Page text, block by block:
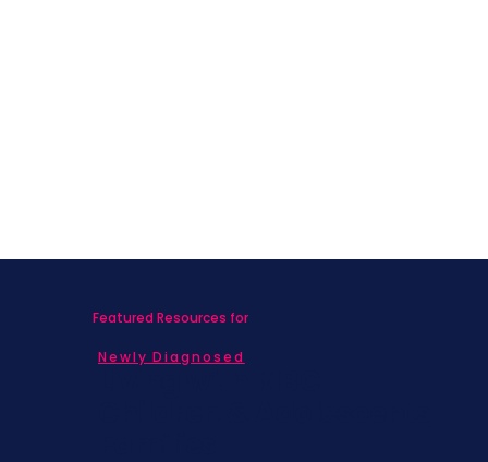
Featured Resources for
Newly Diagnosed